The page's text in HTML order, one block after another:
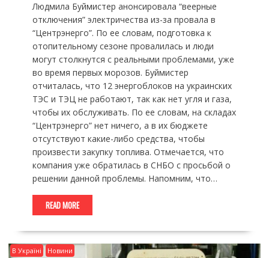
Людмила Буймистер анонсировала “веерные
отключения” электричества из-за провала в
“Центрэнерго”. По ее словам, подготовка к
отопительному сезоне провалилась и люди
могут столкнутся с реальными проблемами, уже
во время первых морозов. Буймистер
отчиталась, что 12 энергоблоков на украинских
ТЭС и ТЭЦ не работают, так как нет угля и газа,
чтобы их обслуживать. По ее словам, на складах
“Центрэнерго” нет ничего, а в их бюджете
отсутствуют какие-либо средства, чтобы
произвести закупку топлива. Отмечается, что
компания уже обратилась в СНБО с просьбой о
решении данной проблемы. Напомним, что…
READ MORE
В Україні Новини